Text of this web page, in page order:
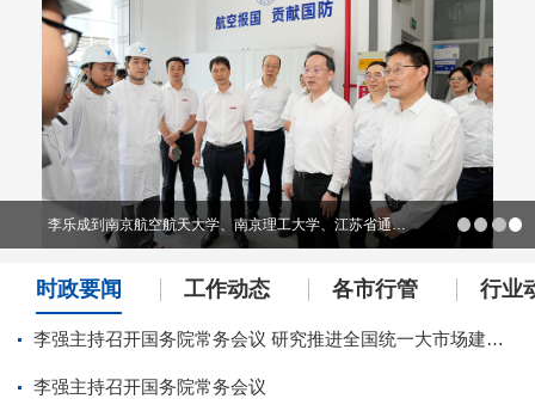
李乐成到南京航空航天大学、南京理工大学、江苏省通信管理局调研
时政要闻 工作动态 各市行管 行业
李强主持召开国务院常务会议 研究推进全国统一大市场建设有关工作 审议通过《现代化应急体系建设“十五五”规划》 讨论《中华人民共和国中国人民银行法（修订草案）》
李强主持召开国务院常务会议